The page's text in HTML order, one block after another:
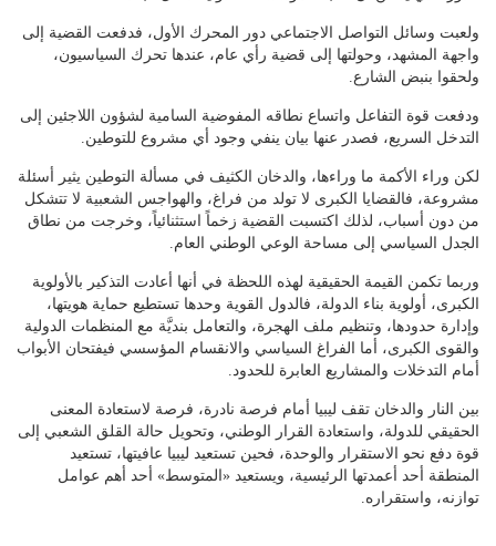
ولعبت وسائل التواصل الاجتماعي دور المحرك الأول، فدفعت القضية إلى
واجهة المشهد، وحولتها إلى قضية رأي عام، عندها تحرك السياسيون،
ولحقوا بنبض الشارع.
ودفعت قوة التفاعل واتساع نطاقه المفوضية السامية لشؤون اللاجئين إلى
التدخل السريع، فصدر عنها بيان ينفي وجود أي مشروع للتوطين.
لكن وراء الأكمة ما وراءها، والدخان الكثيف في مسألة التوطين يثير أسئلة
مشروعة، فالقضايا الكبرى لا تولد من فراغ، والهواجس الشعبية لا تتشكل
من دون أسباب، لذلك اكتسبت القضية زخماً استثنائياً، وخرجت من نطاق
الجدل السياسي إلى مساحة الوعي الوطني العام.
وربما تكمن القيمة الحقيقية لهذه اللحظة في أنها أعادت التذكير بالأولوية
الكبرى، أولوية بناء الدولة، فالدول القوية وحدها تستطيع حماية هويتها،
وإدارة حدودها، وتنظيم ملف الهجرة، والتعامل بنديَّة مع المنظمات الدولية
والقوى الكبرى، أما الفراغ السياسي والانقسام المؤسسي فيفتحان الأبواب
أمام التدخلات والمشاريع العابرة للحدود.
بين النار والدخان تقف ليبيا أمام فرصة نادرة، فرصة لاستعادة المعنى
الحقيقي للدولة، واستعادة القرار الوطني، وتحويل حالة القلق الشعبي إلى
قوة دفع نحو الاستقرار والوحدة، فحين تستعيد ليبيا عافيتها، تستعيد
المنطقة أحد أعمدتها الرئيسية، ويستعيد «المتوسط» أحد أهم عوامل
توازنه، واستقراره.